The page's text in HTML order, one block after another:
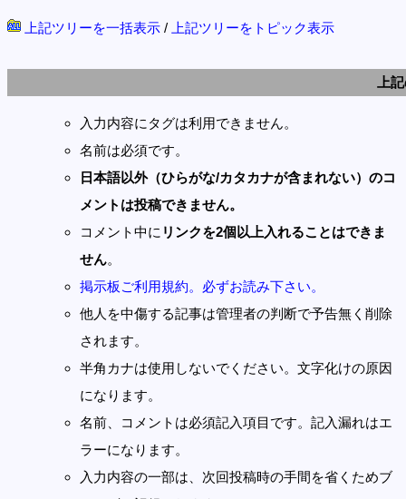
上記ツリーを一括表示 / 上記ツリーをトピック表示
上
入力内容にタグは利用できません。
名前は必須です。
日本語以外（ひらがな/カタカナが含まれない）のコ
メントは投稿できません。
コメント中に リンクを2個以上入れることはできま
せん。
掲示板ご利用規約。必ずお読み下さい。
他人を中傷する記事は管理者の判断で予告無く削除
されます。
半角カナは使用しないでください。文字化けの原因
になります。
名前、コメントは必須記入項目です。記入漏れはエ
ラーになります。
入力内容の一部は、次回投稿時の手間を省くためブ